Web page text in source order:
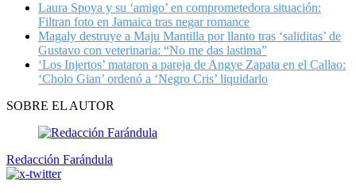
Laura Spoya y su ‘amigo’ en comprometedora situación:
Filtran foto en Jamaica tras negar romance
Magaly destruye a Maju Mantilla por llanto tras ‘saliditas’ de
Gustavo con veterinaria: “No me das lastima”
‘Los Injertos’ mataron a pareja de Angye Zapata en el Callao:
‘Cholo Gian’ ordenó a ‘Negro Cris’ liquidarlo
SOBRE EL AUTOR
Redacción Farándula